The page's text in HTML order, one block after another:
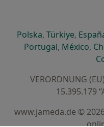
Polskaöffnet in einer
, Türkiyeöffnet
,
Portugalöffnet in
, México,
VERORDNUNG
15.395.179
www.jameda.de ©